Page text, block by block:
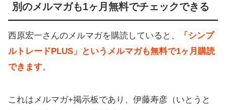
別のメルマガも1ヶ月無料でチェックできる
西原宏一さんのメルマガを購読していると、
「シンプ
ルトレードPLUS」というメルマガも無料で1ヶ月購読
できます。
これはメルマガ+掲示板であり、伊藤寿彦（いとうと